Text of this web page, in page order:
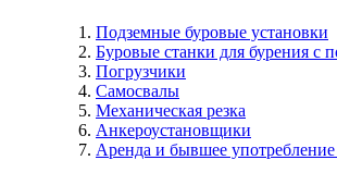
Подземные буровые установки
Буровые станки для бурения с
Погрузчики
Самосвалы
Механическая резка
Анкероустановщики
Аренда и бывшее